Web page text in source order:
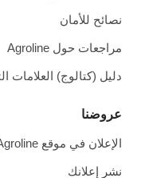
نصائح للأمان
مراجعات حول Agroline
دليل (كتالوج) العلامات
عروضنا
الإعلان في موقع Agroline.
نشر إعلانك